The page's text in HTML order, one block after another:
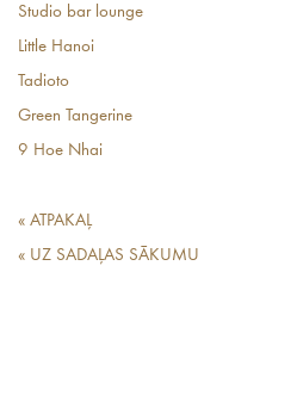
Studio bar lounge
Little Hanoi
Tadioto
Green Tangerine
9 Hoe Nhai
« ATPAKAĻ
« UZ SADAĻAS SĀKUMU